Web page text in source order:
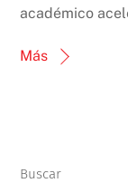
académico
Más
Buscar